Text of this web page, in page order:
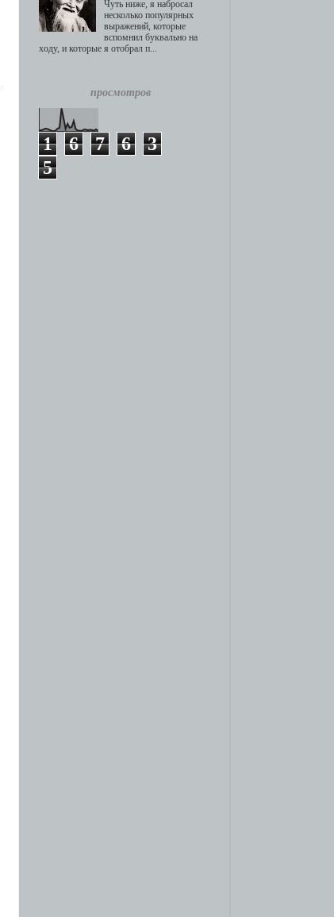
Чуть ниже, я набросал
несколько популярных
выражений, которые
вспомнил буквально на
ходу, и которые я отобрал п...
просмотров
1 6 7 6
3
5